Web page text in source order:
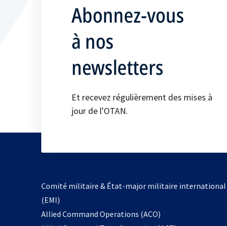
Abonnez-vous
à nos
newsletters
Et recevez régulièrement des mises à
jour de l'OTAN.
Comité militaire & État-major militaire international
(EMI)
Allied Command Operations (ACO)